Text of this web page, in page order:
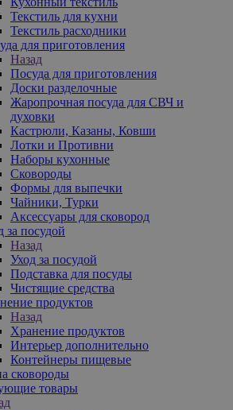
Текстиль для кухни
Текстиль расходники
для приготовления
Назад
Посуда для приготовления
Доски разделочные
Жаропрочная посуда для СВЧ и
духовки
Кастрюли, Казаны, Ковши
Лотки и Противни
Наборы кухонные
Сковороды
Формы для выпечки
Чайники, Турки
Аксессуары для сковород
за посудой
Назад
Уход за посудой
Подставка для посуды
Чистящие средства
продуктов
Назад
Хранение продуктов
Интерьер дополнительно
Контейнеры пищевые
сковороды
товары